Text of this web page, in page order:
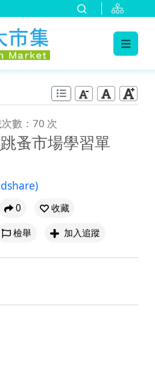
數：70 次
蚤市場學習單
0
收藏
檢舉 加入追蹤